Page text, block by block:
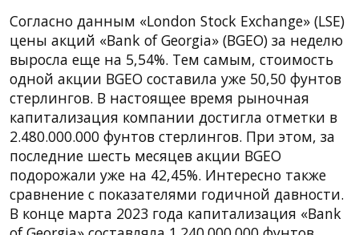
Согласно данным «London Stock Exchange» (LSE)
цены акций «Bank of Georgia» (BGEO) за неделю
выросла еще на 5,54%. Тем самым, стоимость
одной акции BGEO составила уже 50,50 фунтов
стерлингов. В настоящее время рыночная
капитализация компании достигла отметки в
2.480.000.000 фунтов стерлингов. При этом, за
последние шесть месяцев акции BGEO
подорожали уже на 42,45%. Интересно также
сравнение с показателями годичной давности.
В конце марта 2023 года капитализация «Bank